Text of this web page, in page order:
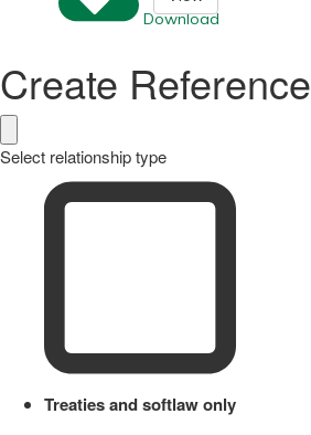
Download
Create Reference
Select relationship type
Treaties and softlaw only